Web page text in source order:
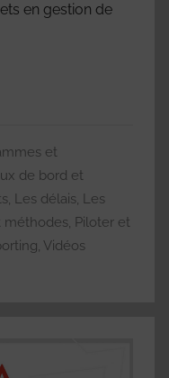
en gestion de
et
de bord et
, Les délais, Les
méthodes, Piloter et
, Vidéos